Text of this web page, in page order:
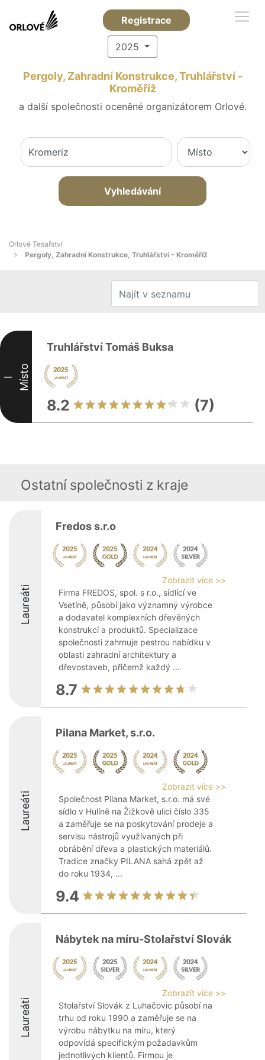
Registrace
2025
Pergoly, Zahradní Konstrukce, Truhlářství -
Kroměříž
a další společnosti oceněné organizátorem Orlové.
Vyhledávání
Orlové Tesařství
Pergoly, Zahradní Konstrukce, Truhlářství - Kroměříž
I Místo
Truhlářství Tomáš Buksa
8.2 (7)
Ostatní společnosti z kraje
Laureáti
Fredos s.r.o
Zobrazit více >>
Firma FREDOS, spol. s r.o., sídlící ve
Vsetíně, působí jako významný výrobce
a dodavatel komplexních dřevěných
konstrukcí a produktů. Specializace
společnosti zahrnuje pestrou nabídku v
oblasti zahradní architektury a
dřevostaveb, přičemž každý ...
8.7
Laureáti
Pilana Market, s.r.o.
Zobrazit více >>
Společnost Pilana Market, s.r.o. má své
sídlo v Hulíně na Žižkově ulici číslo 335
a zaměřuje se na poskytování prodeje a
servisu nástrojů využívaných při
obrábění dřeva a plastických materiálů.
Tradice značky PILANA sahá zpět až
do roku 1934, ...
9.4
Laureáti
Nábytek na míru-Stolařství Slovák
Zobrazit více >>
Stolařství Slovák z Luhačovic působí na
trhu od roku 1990 a zaměřuje se na
výrobu nábytku na míru, který
odpovídá specifickým požadavkům
jednotlivých klientů. Firmou je